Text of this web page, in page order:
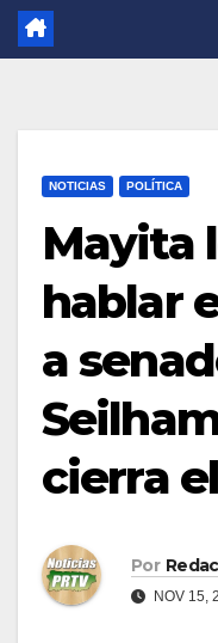
NOTICIAS POLÍTICA
Mayita
hablar
a
cierra
Por
NOV 15,